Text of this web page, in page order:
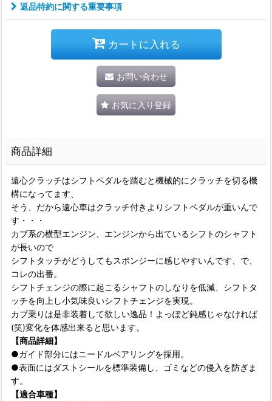
返品特約に関する重要事項
カートに入れる
お問い合わせ
お気に入り登録
商品詳細
遠心クラッチはシフトペダルを踏むと機械的にクラッチを切る機
構になってます、
そう、だから遠心車はクラッチ付きよりシフトペダルが重いんで
す・・・
カブ系の横型エンジン、エンジンから出ているシフトのシャフト
が長いので
シフトタッチがどうしてもスポンジーに感じやすいんです、で、
コレの出番。
シフトチェンジの際に起こるシャフトのしなりを低減、シフトタ
ッチを向上し小気味良いシフトチェンジを実現。
カブ乗りは是非装着して欲しい逸品！よっぽど鈍感じゃなければ
(笑)変化を体感出来ると思います。
【商品詳細】
●ガイド部分にはニードルベアリングを採用。
●表面にはダストシールを標準装備し、ゴミなどの侵入を防ぎま
す。
【適合車種】